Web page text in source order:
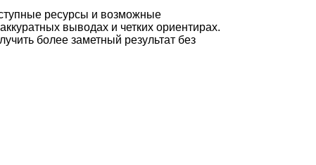
ресурсы и возможные
выводах и четких ориентирах.
более заметный результат без